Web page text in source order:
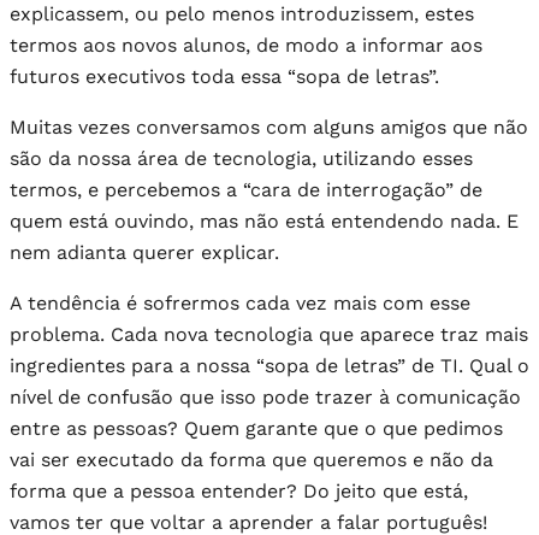
explicassem, ou pelo menos introduzissem, estes
termos aos novos alunos, de modo a informar aos
futuros executivos toda essa “sopa de letras”.
Muitas vezes conversamos com alguns amigos que não
são da nossa área de tecnologia, utilizando esses
termos, e percebemos a “cara de interrogação” de
quem está ouvindo, mas não está entendendo nada. E
nem adianta querer explicar.
A tendência é sofrermos cada vez mais com esse
problema. Cada nova tecnologia que aparece traz mais
ingredientes para a nossa “sopa de letras” de TI. Qual o
nível de confusão que isso pode trazer à comunicação
entre as pessoas? Quem garante que o que pedimos
vai ser executado da forma que queremos e não da
forma que a pessoa entender? Do jeito que está,
vamos ter que voltar a aprender a falar português!